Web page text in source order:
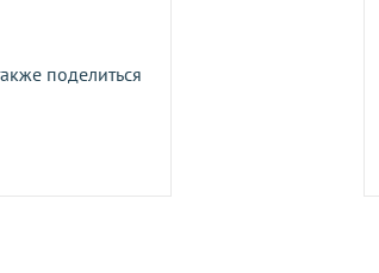
Я
следующим образом:
поделиться